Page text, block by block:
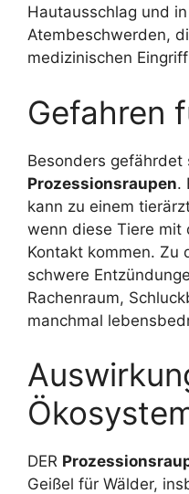
Hautausschlag und
Atembeschwerden,
medizinischen
Gefahren
Besonders
Prozessionsraupen.
kann zu einem
wenn diese Tiere mit
Kontakt kommen. Zu
schwere
Rachenraum,
manchmal
DER
Geißel für Wälder,